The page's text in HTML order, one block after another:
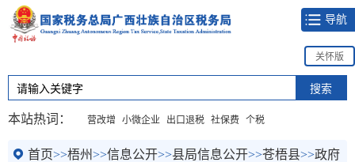
导航
关怀版
本站热词： 营改增 小微企业 出口退税 社保费 个税
首页>>梧州>>信息公开>>县局信息公开>>苍梧县>>政府